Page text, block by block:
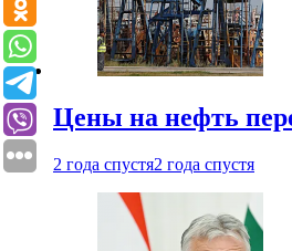
Цены на нефть
2 года спустя2 года спустя